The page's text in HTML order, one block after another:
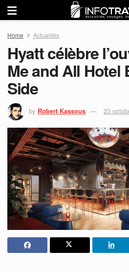
Home Actualités
Hyatt célèbre
Me and All Hotel
Side
by Robert Kassous 23